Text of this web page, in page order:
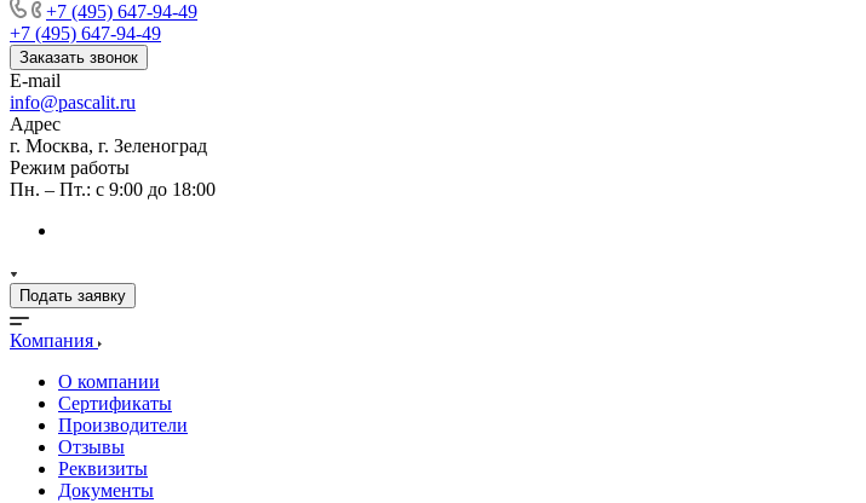
+7 (495) 647-94-49
+7 (495) 647-94-49
Заказать звонок
E-mail
info@pascalit.ru
Адрес
г. Москва, г. Зеленоград
Режим работы
Пн. – Пт.: с 9:00 до 18:00
Подать заявку
Компания
О компании
Сертификаты
Производители
Отзывы
Реквизиты
Документы